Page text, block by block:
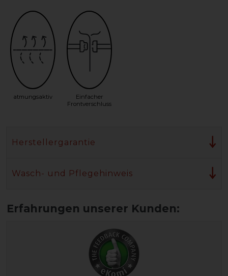
atmungsaktiv
Einfacher
Frontverschluss
Herstellergarantie
Wasch- und Pflegehinweis